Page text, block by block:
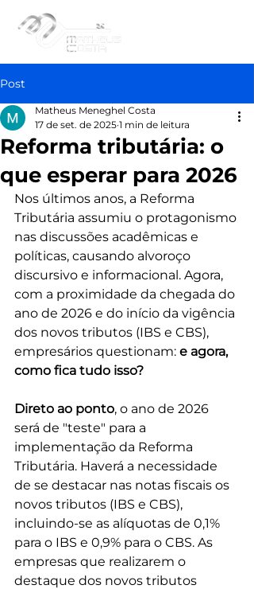
Post
Reforma tributária: o
que esperar para 2026
Matheus Meneghel Costa
17 de set. de 2025 1 min de leitura
Nos últimos anos, a Reforma
Tributária assumiu o protagonismo
nas discussões acadêmicas e
políticas, causando alvoroço
discursivo e informacional. Agora,
com a proximidade da chegada do
ano de 2026 e do início da vigência
dos novos tributos (IBS e CBS),
empresários questionam: e agora,
como fica tudo isso?
Direto ao ponto, o ano de 2026
será de "teste" para a
implementação da Reforma
Tributária. Haverá a necessidade
de se destacar nas notas fiscais os
novos tributos (IBS e CBS),
incluindo-se as alíquotas de 0,1%
para o IBS e 0,9% para o CBS. As
empresas que realizarem o
destaque dos novos tributos